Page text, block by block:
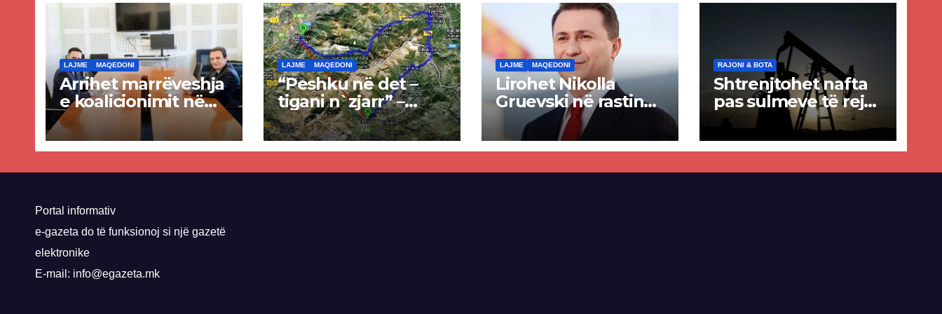
LAJME MAQEDONI
Arrihet marrëveshja
e koalicionimit në
parim mes Kurtit
dhe Abdixhikut
LAJME MAQEDONI
“Peshku në det –
tigani n`zjarr” –
Ende pa u kryer
projekti i tunelit,
komuna e Tetovës
nis punimet për
LAJME MAQEDONI
Lirohet Nikolla
Gruevski në rastin
“Talir 2”, gjykata
rrëzon akuzat për
ndërtimin e
paligjshëm të selisë
RAJONI & BOTA
Shtrenjtohet nafta
pas sulmeve të reja
SHBA–Iran
Portal informativ
e-gazeta do të funksionoj si një gazetë
elektronike
E-mail: info@egazeta.mk